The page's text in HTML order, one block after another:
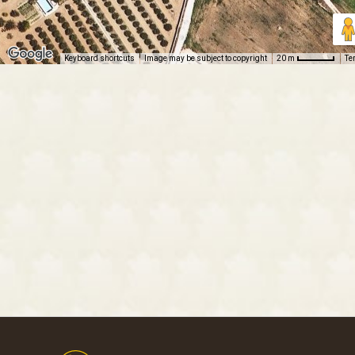
Keyboard shortcuts Image may be subject to copyright 20 m